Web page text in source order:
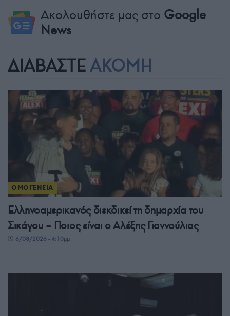
Ακολουθήστε μας στο Google
News
ΔΙΑΒΑΣΤΕ ΑΚΟΜΗ
ΟΜΟΓΕΝΕΙΑ
Ελληνοαμερικανός διεκδικεί τη δημαρχία του
Σικάγου – Ποιος είναι ο Αλέξης Γιαννούλιας
6/08/2026 - 4:10μμ